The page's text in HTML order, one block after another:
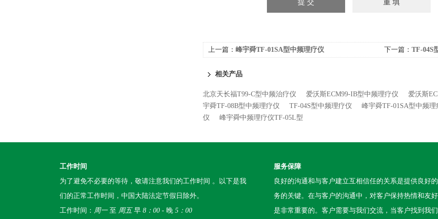
上一篇： 峰宇舜TF-01SA型中频理疗仪 下一篇： TF-04S
相关产品
北京天长福T99-C型中频治疗仪 爱沃斯ECM99-IB型中频理疗仪
爱沃斯
宇舜TF-08B型中频理疗仪
TF-04S型中频理疗仪
峰宇舜TF-01SA型中频理
仪
峰宇舜中频理疗仪TF-05L型
工作时间
为了避免不必要的等待，敬请注意我们的工作时间 。以下是我
们的正常工作时间，中国大陆法定节假日除外。
工作时间： 周一至 周五早 8：00 - 晚 5：00
服务保障
良好的沟通和与客户建立互相信任的关系是提供良好
务的关键。在与客户的沟通中，对客户保持热情和友
是非常重要的。客户需要与我们交流，当客户找到我